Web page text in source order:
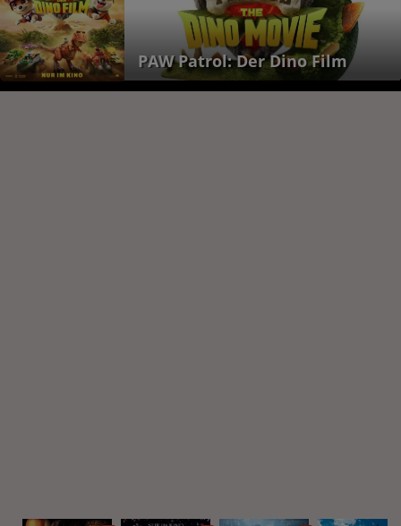
PAW Patrol: Der Dino Film